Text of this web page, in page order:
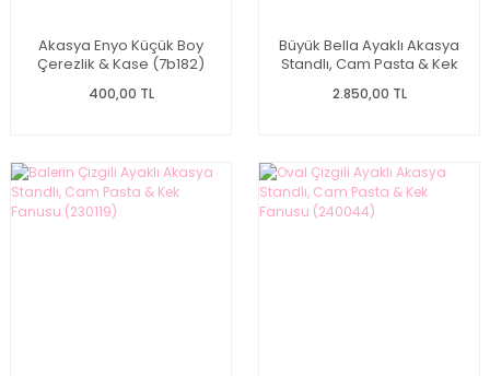
Akasya Enyo Küçük Boy
Çerezlik & Kase (7b182)
400,00 TL
Büyük Bella Ayaklı Akasya
Standlı, Cam Pasta & Kek
2.850,00 TL